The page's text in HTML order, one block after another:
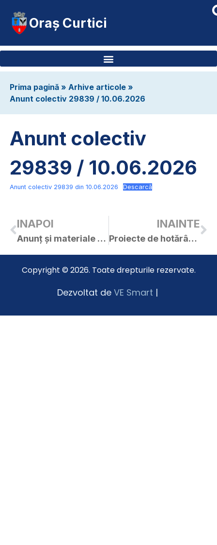
Oraș Curtici
Prima pagină » Arhive articole »
Anunt colectiv 29839 / 10.06.2026
Anunt colectiv
29839 / 10.06.2026
Anunt colectiv 29839 din 10.06.2026 Descarcă
INAPOI
Anunț și materiale pentru ședința extraordinară a C.L. Curtici din 10.06.2026
INAINTE
Proiecte de hotărâri și materiale pentru ședința ordinară din data de 23.06.2026, ora 19.00
Copyright © 2026. Toate drepturile rezervate.
Dezvoltat de VE Smart |